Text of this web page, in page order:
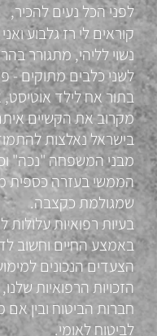
לפני הכל נעים להכיר,
קוראים לי רז גלבוע
נשוי לליהי, מתגורר
לשני כלבים מתוקים -
בתור אח לילד אוטיסט,
מקרוב את הקשיים
בישראל נאלצות
מבני המשפחה "נכה"
הממשי בעזרה כספית
שמגולמת כקצבה.
בעיות רפואיות עלולות
באמצע החיים וחשוב
הצעדים הנכונים
הזכויות הרפואיות
חברות הביטוח ובין אם
לביטוח לאומי.